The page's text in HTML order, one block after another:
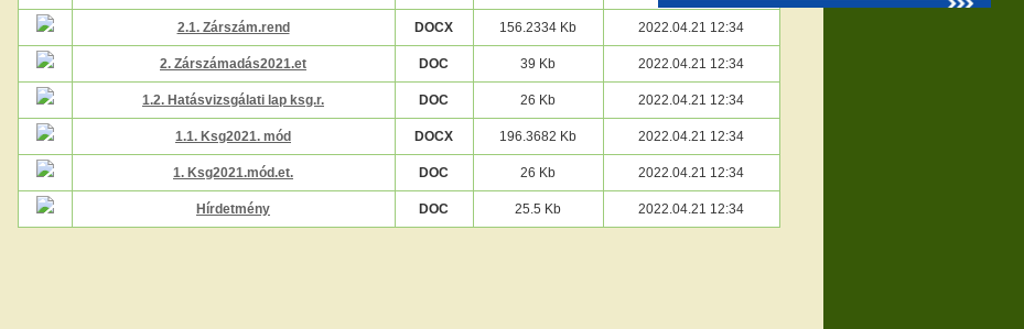
2.1. Zárszám.rend DOCX 156.2334 Kb 2022.04.21 12:34
2. Zárszámadás2021.et DOC 39 Kb 2022.04.21 12:34
1.2. Hatásvizsgálati lap ksg.r. DOC 26 Kb 2022.04.21 12:34
1.1. Ksg2021. mód DOCX 196.3682 Kb 2022.04.21 12:34
1. Ksg2021.mód.et. DOC 26 Kb 2022.04.21 12:34
Hírdetmény DOC 25.5 Kb 2022.04.21 12:34